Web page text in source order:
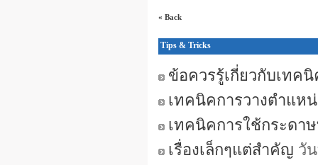
« Back
Tips & Tricks
ข้อควรรู้เกี่ยวกับเทค
เทคนิคการวางตำแห
เทคนิคการใช้กระดา
เรื่องเล็กๆแต่สำคัญ วั